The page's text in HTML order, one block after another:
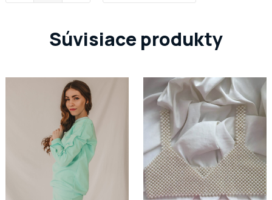
Súvisiace produkty